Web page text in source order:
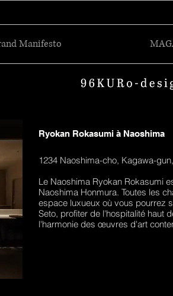
Manifesto
Ryokan Rokasumi à Naoshima
1234 Naoshima-cho, Kagawa-
Le Naoshima Ryokan Rokasumi
Naoshima Honmura. Toutes les
espace luxueux où vous pourrez
Seto, profiter de l'hospitalité haut
l'harmonie des œuvres d'art